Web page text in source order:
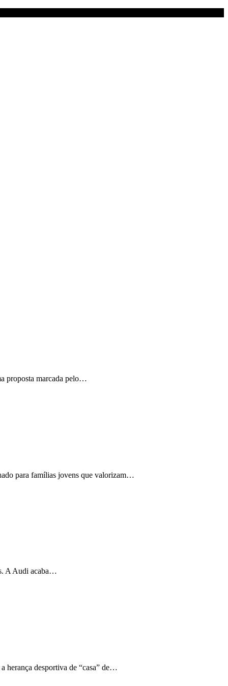
proposta marcada pelo…
para famílias jovens que valorizam…
A Audi acaba…
herança desportiva de “casa” de…